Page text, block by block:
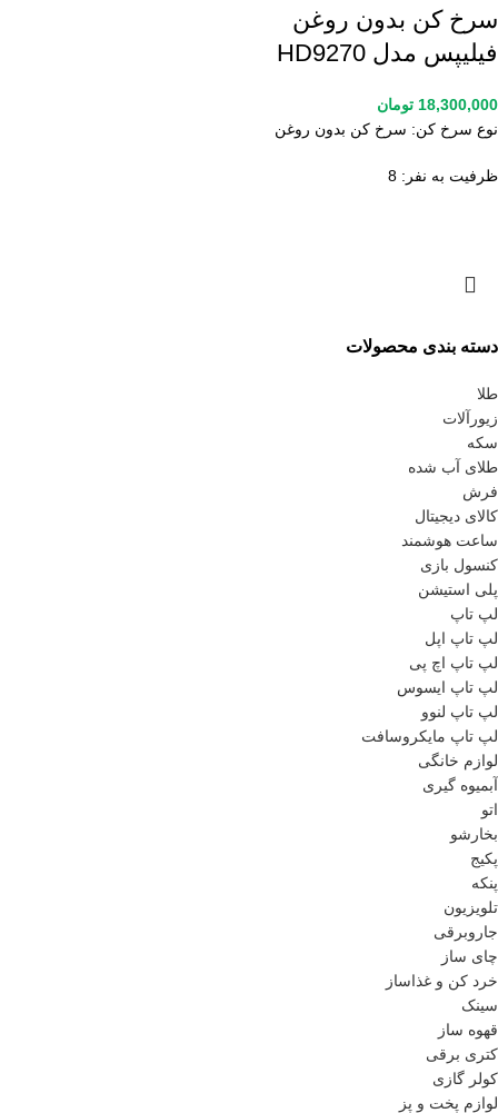
دسته بندی محصولات
طلا
زیورآلات
سکه
طلای آب شده
فرش
کالای دیجیتال
ساعت هوشمند
کنسول بازی
پلی استیشن
لپ تاپ
لپ تاپ اپل
لپ تاپ اچ پی
لپ تاپ ایسوس
لپ تاپ لنوو
لپ تاپ مایکروسافت
لوازم خانگی
آبمیوه گیری
اتو
بخارشو
پکیج
پنکه
تلویزیون
جاروبرقی
چای ساز
خرد کن و غذاساز
سینک
قهوه ساز
کتری برقی
کولر گازی
لوازم پخت و پز
سرخ کن بدون روغن
فیلیپس مدل HD9270
18,300,000 تومان
نوع سرخ کن: سرخ کن بدون روغن
ظرفیت به نفر: 8